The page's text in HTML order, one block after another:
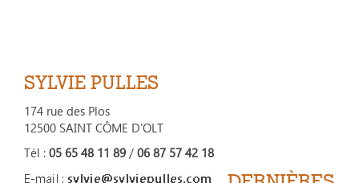
SYLVIE PULLES
174 rue des Plos
12500 SAINT CÔME D'OLT
Tél : 05 65 48 11 89 / 06 87 57 42 18